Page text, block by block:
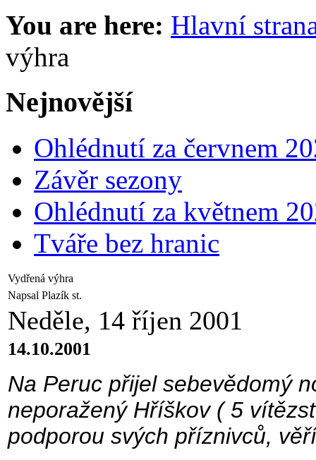
You are here: Hlavní
výhra
Nejnovější
Ohlédnutí za červnem
Závěr sezony
Ohlédnutí za květnem
Tváře bez hranic
Vydřená výhra
Napsal Plazík st.
Neděle, 14 říjen 2001
14.10.2001
Na Peruc přijel sebevědomý
neporažený Hříškov ( 5
podporou svých příznivců,